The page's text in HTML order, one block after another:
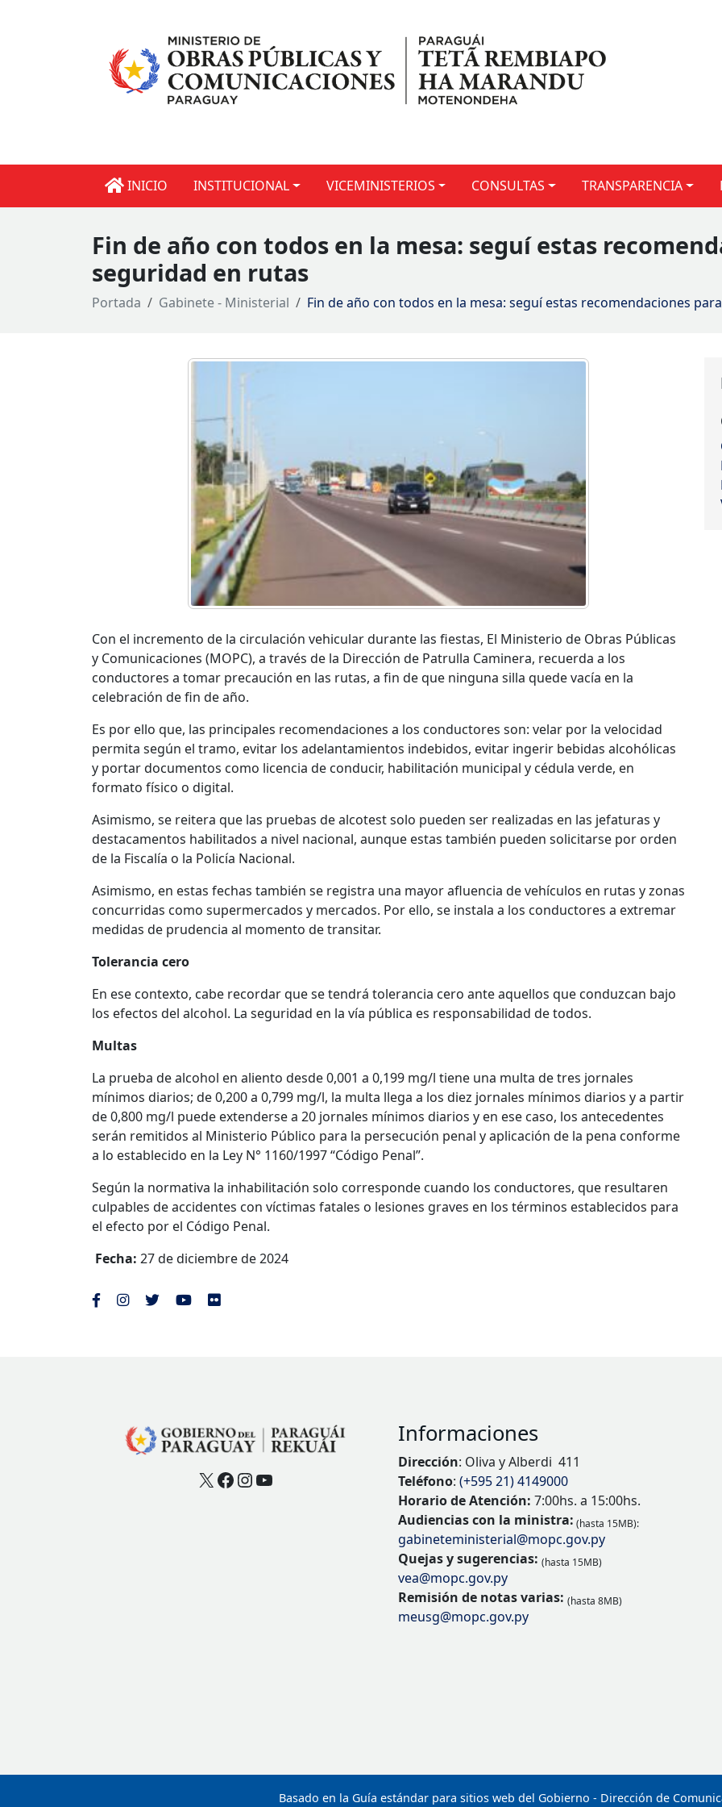
INICIO INSTITUCIONAL VICEMINISTERIOS CONSULTAS TRANSPARENCIA
Fin de año con todos en la mesa: seguí estas
seguridad en rutas
Portada Gabinete - Ministerial Fin de año con todos en la mesa: seguí estas recomendaciones
Con el incremento de la circulación vehicular durante las fiestas, El Ministerio de Obras Públicas
y Comunicaciones (MOPC), a través de la Dirección de Patrulla Caminera, recuerda a los
conductores a tomar precaución en las rutas, a fin de que ninguna silla quede vacía en la
celebración de fin de año.
Es por ello que, las principales recomendaciones a los conductores son: velar por la velocidad
permita según el tramo, evitar los adelantamientos indebidos, evitar ingerir bebidas alcohólicas
y portar documentos como licencia de conducir, habilitación municipal y cédula verde, en
formato físico o digital.
Asimismo, se reitera que las pruebas de alcotest solo pueden ser realizadas en las jefaturas y
destacamentos habilitados a nivel nacional, aunque estas también pueden solicitarse por orden
de la Fiscalía o la Policía Nacional.
Asimismo, en estas fechas también se registra una mayor afluencia de vehículos en rutas y zonas
concurridas como supermercados y mercados. Por ello, se instala a los conductores a extremar
medidas de prudencia al momento de transitar.
Tolerancia cero
En ese contexto, cabe recordar que se tendrá tolerancia cero ante aquellos que conduzcan bajo
los efectos del alcohol. La seguridad en la vía pública es responsabilidad de todos.
Multas
La prueba de alcohol en aliento desde 0,001 a 0,199 mg/l tiene una multa de tres jornales
mínimos diarios; de 0,200 a 0,799 mg/l, la multa llega a los diez jornales mínimos diarios y a partir
de 0,800 mg/l puede extenderse a 20 jornales mínimos diarios y en ese caso, los antecedentes
serán remitidos al Ministerio Público para la persecución penal y aplicación de la pena conforme
a lo establecido en la Ley N° 1160/1997 “Código Penal”.
Según la normativa la inhabilitación solo corresponde cuando los conductores, que resultaren
culpables de accidentes con víctimas fatales o lesiones graves en los términos establecidos para
el efecto por el Código Penal.
Fecha: 27 de diciembre de 2024
X Facebook
Instagram
YouTube
Informaciones
Dirección: Oliva y Alberdi 411
Teléfono: (+595 21) 4149000
Horario de Atención: 7:00hs. a 15:00hs.
Audiencias con la ministra: (hasta 15MB):
gabineteministerial@mopc.gov.py
Quejas y sugerencias: (hasta 15MB)
vea@mopc.gov.py
Remisión de notas varias: (hasta 8MB)
meusg@mopc.gov.py
Basado en la Guía estándar para sitios web del Gobierno - Dirección de